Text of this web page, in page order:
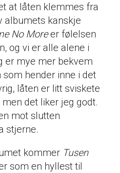
at låten klemmes fra
albumets kanskje
No Moreer følelsen
og vi er alle alene i
er mye mer bekvem
hender inne i det
låten er litt sviskete
det liker jeg godt.
mot slutten
stjerne.
kommer Tusen
som en hyllest til